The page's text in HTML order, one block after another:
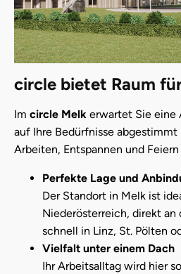
circle bietet Raum
Im circle Melk erwartet Sie
auf Ihre Bedürfnisse
Arbeiten, Entspannen und
Perfekte Lage und
Der Standort in Melk ist
Niederösterreich, direkt an
schnell in Linz, St. Pölten
Vielfalt unter einem Dach
Ihr Arbeitsalltag wird hier